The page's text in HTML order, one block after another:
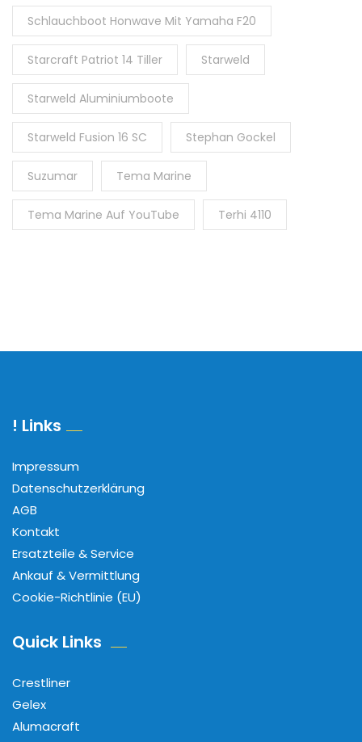
Schlauchboot Honwave Mit Yamaha F20
Starcraft Patriot 14 Tiller Starweld
Starweld Aluminiumboote
Starweld Fusion 16 SC Stephan Gockel
Suzumar Tema Marine
Tema Marine Auf YouTube Terhi 4110
! Links
Impressum
Datenschutzerklärung
AGB
Kontakt
Ersatzteile & Service
Ankauf & Vermittlung
Cookie-Richtlinie (EU)
Quick Links
Crestliner
Gelex
Alumacraft